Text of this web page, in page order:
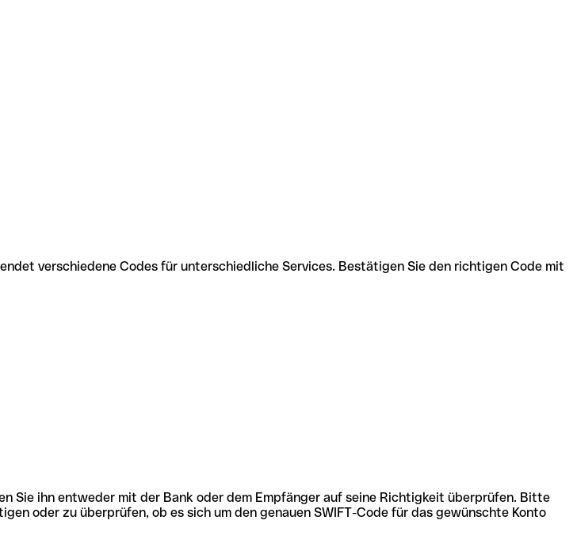
verschiedene Codes für unterschiedliche Services. Bestätigen Sie den richtigen Code mit
Sie ihn entweder mit der Bank oder dem Empfänger auf seine Richtigkeit überprüfen. Bitte
oder zu überprüfen, ob es sich um den genauen SWIFT-Code für das gewünschte Konto